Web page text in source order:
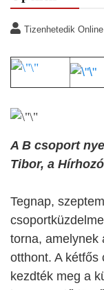
Tizenhetedik Online
A B csoport
Tibor, a
Tegnap,
torna, amelynek
otthont. A kétfős
kezdték meg a